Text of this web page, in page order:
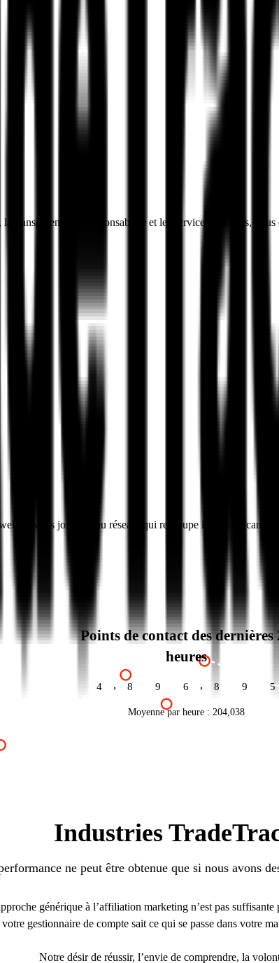
transparence, la responsabilité et les services flexibles,
en vous joignant au réseau, qui regroupe le plus de
Points de contact des dernières
heures
4 , 8 9 6 , 9 0 5
Moyenne par heure : 204,038
Industries
ne peut être obtenue que si nous avons
générique à l’affiliation marketing n’est pas
gestionnaire de compte sait ce qui se passe dans votre
Notre désir de réussir, l’envie de comprendre, la